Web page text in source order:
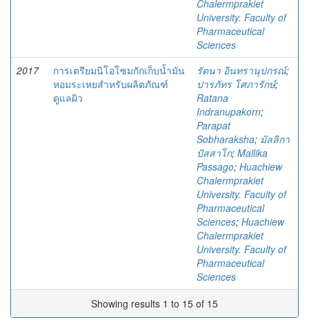
Chalermprakiet
University. Faculty of
Pharmaceutical
Sciences
2017
การเตรียมนิโอโซมกักเก็บน้ำมัน
หอมระเหยสำหรับผลิตภัณฑ์
ดูแลผิว
รัตนา อินทรานุปกรณ์;
ปารภัทร โศภารักษ์;
Ratana
Indranupakorn;
Parapat
Sobharaksha; มัลลิกา
ปัสสาโก; Mallika
Passago; Huachiew
Chalermprakiet
University. Faculty of
Pharmaceutical
Sciences; Huachiew
Chalermprakiet
University. Faculty of
Pharmaceutical
Sciences
Showing results 1 to 15 of 15